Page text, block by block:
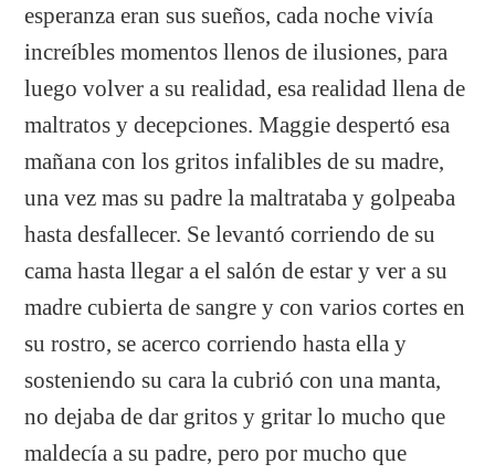
esperanza eran sus sueños, cada noche vivía
increíbles momentos llenos de ilusiones, para
luego volver a su realidad, esa realidad llena de
maltratos y decepciones. Maggie despertó esa
mañana con los gritos infalibles de su madre,
una vez mas su padre la maltrataba y golpeaba
hasta desfallecer. Se levantó corriendo de su
cama hasta llegar a el salón de estar y ver a su
madre cubierta de sangre y con varios cortes en
su rostro, se acerco corriendo hasta ella y
sosteniendo su cara la cubrió con una manta,
no dejaba de dar gritos y gritar lo mucho que
maldecía a su padre, pero por mucho que